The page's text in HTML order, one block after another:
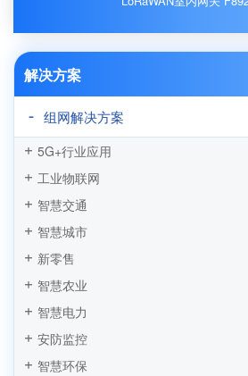
解决方案
组网解决方案
5G+行业应用
工业物联网
智慧交通
智慧城市
新零售
智慧农业
智慧电力
安防监控
智慧环保